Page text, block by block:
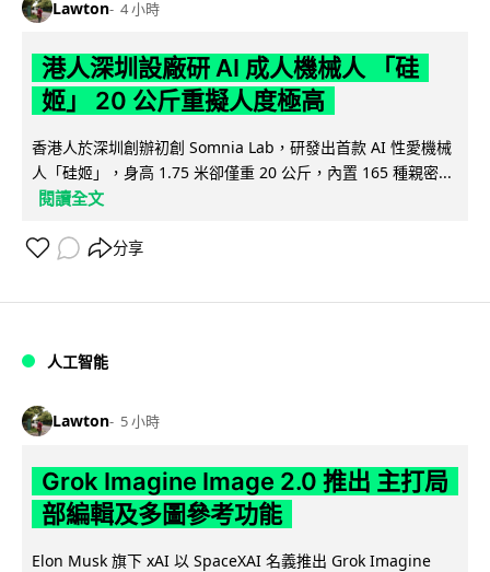
Lawton 4 小時
港人深圳設廠研 AI 成人機械人 「硅
姬」 20 公斤重擬人度極高
香港人於深圳創辦初創 Somnia Lab，研發出首款 AI 性愛機械
人「硅姬」，身高 1.75 米卻僅重 20 公斤，內置 165 種親密...
閱讀全文
分享
人工智能
Lawton 5 小時
Grok Imagine Image 2.0 推出 主打局
部編輯及多圖參考功能
Elon Musk 旗下 xAI 以 SpaceXAI 名義推出 Grok Imagine